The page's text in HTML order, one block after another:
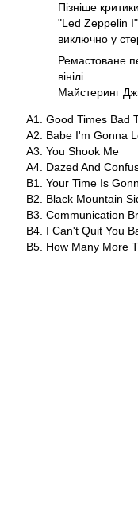
Пізніше
"Led Zeppelin
виключно у
Ремастоване
вінілі.
Майстеринг
A1. Good Times Bad
A2. Babe I'm Gonna
A3. You Shook Me
A4. Dazed And
B1. Your Time Is
B2. Black Mountain
B3. Communication
B4. I Can't Quit You
B5. How Many More